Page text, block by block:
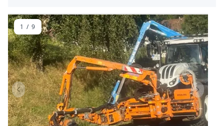
Lot précédent Lot
1 / 9